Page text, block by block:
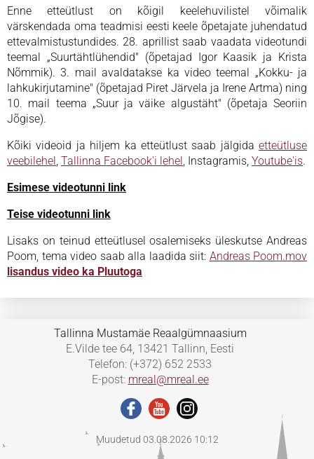
Enne etteütlust on kõigil keelehuvilistel võimalik
värskendada oma teadmisi eesti keele õpetajate juhendatud
ettevalmistustundides. 28. aprillist saab vaadata videotundi
teemal „Suurtähtlühendid" (õpetajad Igor Kaasik ja Krista
Nõmmik). 3. mail avaldatakse ka video teemal „Kokku- ja
lahkukirjutamine" (õpetajad Piret Järvela ja Irene Artma) ning
10. mail teema „Suur ja väike algustäht" (õpetaja Seoriin
Jõgise).
Kõiki videoid ja hiljem ka etteütlust saab jälgida etteütluse
veebilehel, Tallinna Facebook'i lehel, Instagramis, Youtube'is.
Esimese videotunni link
Teise videotunni link
Lisaks on teinud etteütlusel osalemiseks üleskutse Andreas
Poom, tema video saab alla laadida siit: Andreas Poom.mov
lisandus video ka Pluutoga
Tallinna Mustamäe Reaalgümnaasium
E.Vilde tee 64, 13421 Tallinn, Eesti
Telefon: (+372) 652 2533
E-post: mreal@mreal.ee
Muudetud 03.08.2026 10:12